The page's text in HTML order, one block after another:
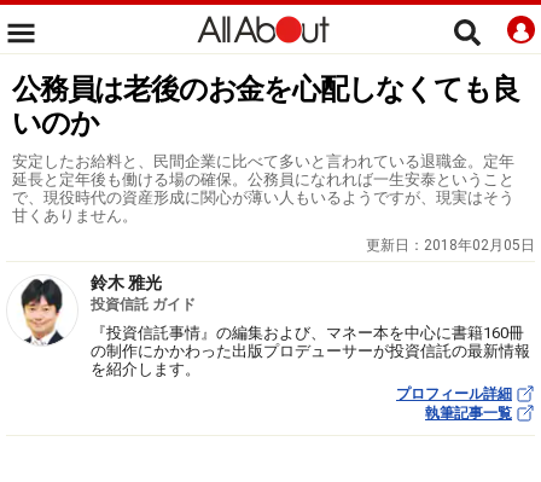
公務員は老後のお金を心配しなくても良
いのか
安定したお給料と、民間企業に比べて多いと言われている退職金。定年
延長と定年後も働ける場の確保。公務員になれれば一生安泰ということ
で、現役時代の資産形成に関心が薄い人もいるようですが、現実はそう
甘くありません。
更新日： 2018年02月05日
鈴木 雅光
投資信託 ガイド
『投資信託事情』の編集および、マネー本を中心に書籍160冊
の制作にかかわった出版プロデューサーが投資信託の最新情報
を紹介します。
プロフィール詳細
執筆記事一覧